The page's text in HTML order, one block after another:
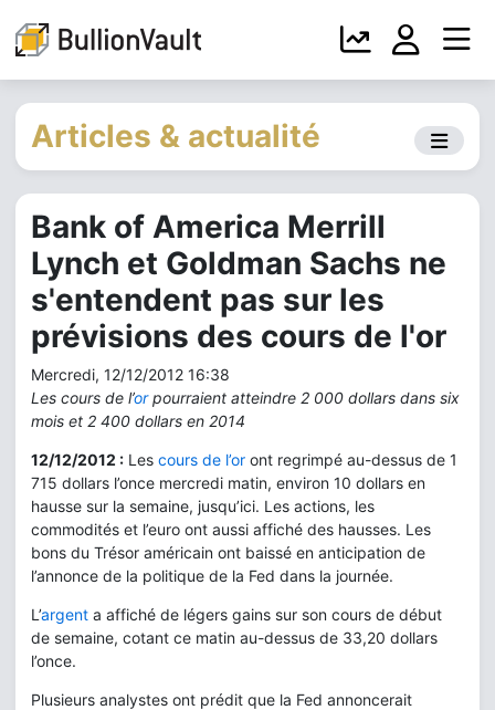
Articles & actualité
Bank of America Merrill
Lynch et Goldman Sachs ne
s'entendent pas sur les
prévisions des cours de l'or
Mercredi, 12/12/2012 16:38
Les cours de l’orpourraient atteindre 2 000 dollars dans six
mois et 2 400 dollars en 2014
12/12/2012 : Les cours de l’or ont regrimpé au-dessus de 1
715 dollars l’once mercredi matin, environ 10 dollars en
hausse sur la semaine, jusqu’ici. Les actions, les
commodités et l’euro ont aussi affiché des hausses. Les
bons du Trésor américain ont baissé en anticipation de
l’annonce de la politique de la Fed dans la journée.
L’argent a affiché de légers gains sur son cours de début
de semaine, cotant ce matin au-dessus de 33,20 dollars
l’once.
Plusieurs analystes ont prédit que la Fed annoncerait